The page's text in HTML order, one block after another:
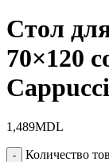
Стол
70×120
1,489MDL
Количество